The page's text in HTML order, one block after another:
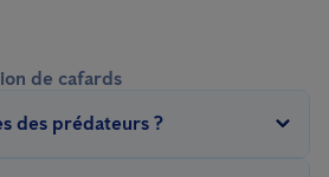
de cafards
des prédateurs ?